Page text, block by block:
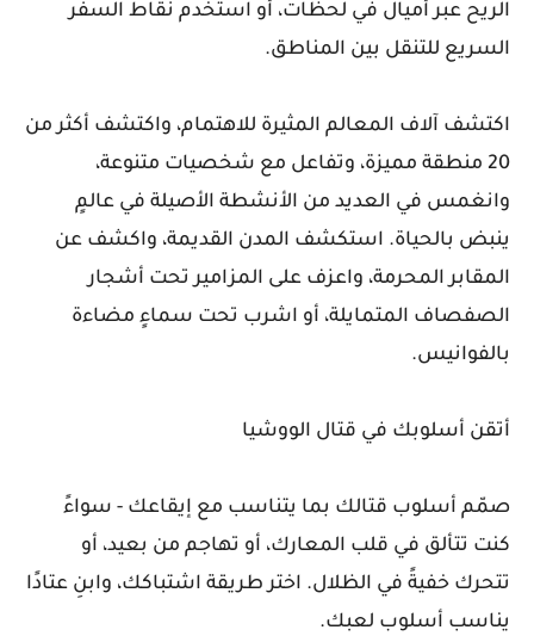
الريح عبر أميال في لحظات، أو استخدم نقاط السفر
السريع للتنقل بين المناطق.
اكتشف آلاف المعالم المثيرة للاهتمام، واكتشف أكثر من
20 منطقة مميزة، وتفاعل مع شخصيات متنوعة،
وانغمس في العديد من الأنشطة الأصيلة في عالمٍ
ينبض بالحياة. استكشف المدن القديمة، واكشف عن
المقابر المحرمة، واعزف على المزامير تحت أشجار
الصفصاف المتمايلة، أو اشرب تحت سماءٍ مضاءة
بالفوانيس.
أتقن أسلوبك في قتال الووشيا
صمّم أسلوب قتالك بما يتناسب مع إيقاعك - سواءً
كنت تتألق في قلب المعارك، أو تهاجم من بعيد، أو
تتحرك خفيةً في الظلال. اختر طريقة اشتباكك، وابنِ عتادًا
يناسب أسلوب لعبك.